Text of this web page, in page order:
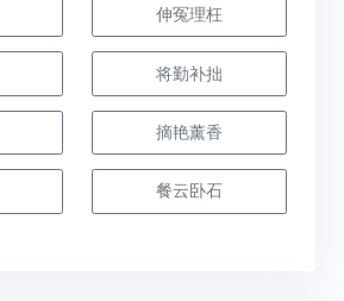
伸冤理枉
将勤补拙
摘艳薰香
餐云卧石